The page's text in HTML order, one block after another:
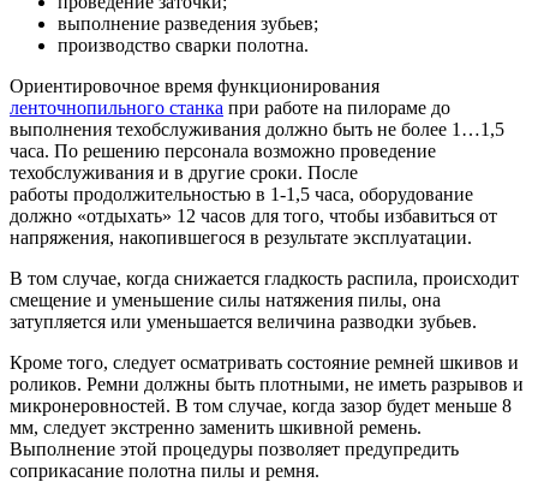
выполнение разведения зубьев;
производство сварки полотна.
Ориентировочное время функционирования
ленточнопильного станка при работе на пилораме до
выполнения техобслуживания должно быть не более 1…1,5
часа. По решению персонала возможно проведение
техобслуживания и в другие сроки. После
работы продолжительностью в 1-1,5 часа, оборудование
должно «отдыхать» 12 часов для того, чтобы избавиться от
напряжения, накопившегося в результате эксплуатации.
В том случае, когда снижается гладкость распила, происходит
смещение и уменьшение силы натяжения пилы, она
затупляется или уменьшается величина разводки зубьев.
Кроме того, следует осматривать состояние ремней шкивов и
роликов. Ремни должны быть плотными, не иметь разрывов и
микронеровностей. В том случае, когда зазор будет меньше 8
мм, следует экстренно заменить шкивной ремень.
Выполнение этой процедуры позволяет предупредить
соприкасание полотна пилы и ремня.